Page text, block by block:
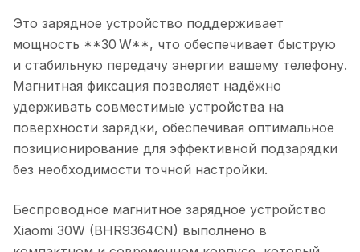
Это зарядное устройство поддерживает
мощность **30 W**, что обеспечивает быструю
и стабильную передачу энергии вашему телефону.
Магнитная фиксация позволяет надёжно
удерживать совместимые устройства на
поверхности зарядки, обеспечивая оптимальное
позиционирование для эффективной подзарядки
без необходимости точной настройки.
Беспроводное магнитное зарядное устройство
Xiaomi 30W (BHR9364CN) выполнено в